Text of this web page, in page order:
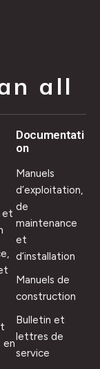
et
en
Documentati
on
Manuels
d’exploitation,
de
maintenance
et
d’installation
Manuels de
construction
Bulletin et
lettres de
service